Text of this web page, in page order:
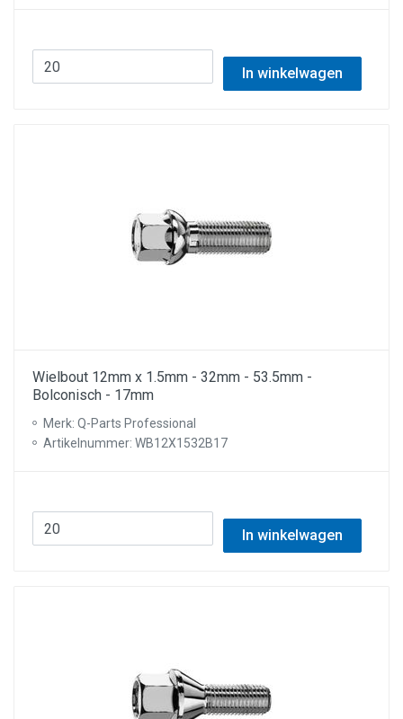
In winkelwagen
Wielbout 12mm x 1.5mm - 32mm - 53.5mm -
Bolconisch - 17mm
Merk: Q-Parts Professional
Artikelnummer: WB12X1532B17
In winkelwagen